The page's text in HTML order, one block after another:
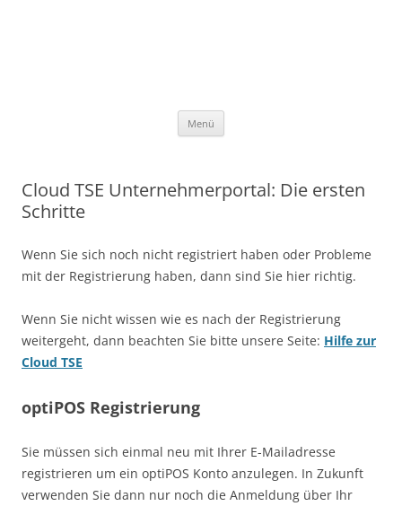
Menü
Cloud TSE Unternehmerportal: Die ersten
Schritte
Wenn Sie sich noch nicht registriert haben oder Probleme
mit der Registrierung haben, dann sind Sie hier richtig.
Wenn Sie nicht wissen wie es nach der Registrierung
weitergeht, dann beachten Sie bitte unsere Seite: Hilfe zur
Cloud TSE
optiPOS Registrierung
Sie müssen sich einmal neu mit Ihrer E-Mailadresse
registrieren um ein optiPOS Konto anzulegen. In Zukunft
verwenden Sie dann nur noch die Anmeldung über Ihr